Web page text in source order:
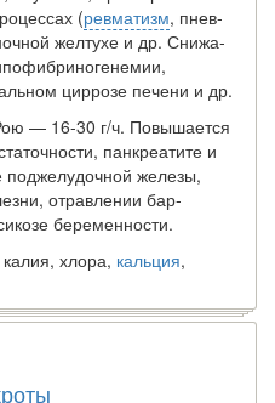
(ревматизм, пнев­
желтухе и др. Снижа­
циррозе печени и др.
— 16-30 г/ч. Повы­шается
панкре­атите и
же­лезы,
отравлении бар­
беременности.
хлора, кальция,